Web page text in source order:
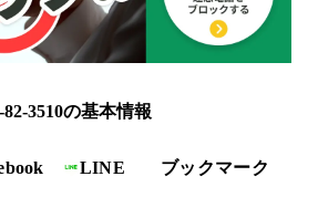
82-3510の基本情報
LINE
ブックマーク